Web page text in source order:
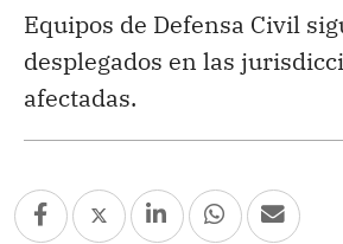
Equipos de Defensa Civil
desplegados en las
afectadas.